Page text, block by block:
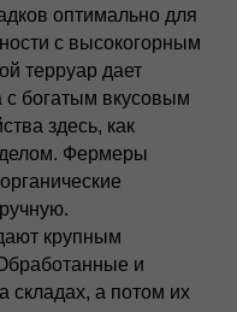
оптимально для
с высокогорным
терруар дает
богатым вкусовым
здесь, как
Фермеры
крупным
и
складах, а потом их